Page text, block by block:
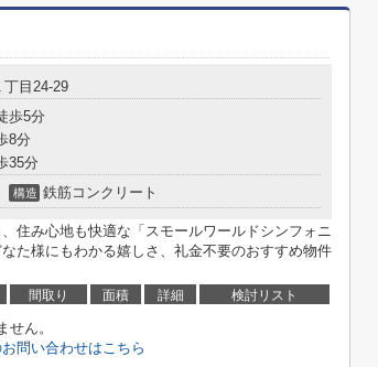
丁目24-29
歩5分
8分
35分
構造 鉄筋コンクリート
住み心地も快適な「スモールワールドシンフォニ
た様にもわかる嬉しさ、礼金不要のおすすめ物件
間取り 面積 詳細 検討リスト
ん。
問い合わせはこちら